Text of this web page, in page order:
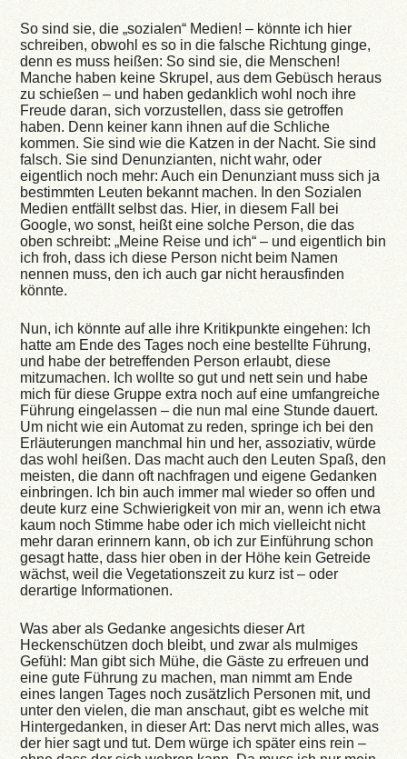
So sind sie, die „sozialen“ Medien! – könnte ich hier
schreiben, obwohl es so in die falsche Richtung ginge,
denn es muss heißen: So sind sie, die Menschen!
Manche haben keine Skrupel, aus dem Gebüsch heraus
zu schießen – und haben gedanklich wohl noch ihre
Freude daran, sich vorzustellen, dass sie getroffen
haben. Denn keiner kann ihnen auf die Schliche
kommen. Sie sind wie die Katzen in der Nacht. Sie sind
falsch. Sie sind Denunzianten, nicht wahr, oder
eigentlich noch mehr: Auch ein Denunziant muss sich ja
bestimmten Leuten bekannt machen. In den Sozialen
Medien entfällt selbst das. Hier, in diesem Fall bei
Google, wo sonst, heißt eine solche Person, die das
oben schreibt: „Meine Reise und ich“ – und eigentlich bin
ich froh, dass ich diese Person nicht beim Namen
nennen muss, den ich auch gar nicht herausfinden
könnte.
Nun, ich könnte auf alle ihre Kritikpunkte eingehen: Ich
hatte am Ende des Tages noch eine bestellte Führung,
und habe der betreffenden Person erlaubt, diese
mitzumachen. Ich wollte so gut und nett sein und habe
mich für diese Gruppe extra noch auf eine umfangreiche
Führung eingelassen – die nun mal eine Stunde dauert.
Um nicht wie ein Automat zu reden, springe ich bei den
Erläuterungen manchmal hin und her, assoziativ, würde
das wohl heißen. Das macht auch den Leuten Spaß, den
meisten, die dann oft nachfragen und eigene Gedanken
einbringen. Ich bin auch immer mal wieder so offen und
deute kurz eine Schwierigkeit von mir an, wenn ich etwa
kaum noch Stimme habe oder ich mich vielleicht nicht
mehr daran erinnern kann, ob ich zur Einführung schon
gesagt hatte, dass hier oben in der Höhe kein Getreide
wächst, weil die Vegetationszeit zu kurz ist – oder
derartige Informationen.
Was aber als Gedanke angesichts dieser Art
Heckenschützen doch bleibt, und zwar als mulmiges
Gefühl: Man gibt sich Mühe, die Gäste zu erfreuen und
eine gute Führung zu machen, man nimmt am Ende
eines langen Tages noch zusätzlich Personen mit, und
unter den vielen, die man anschaut, gibt es welche mit
Hintergedanken, in dieser Art: Das nervt mich alles, was
der hier sagt und tut. Dem würge ich später eins rein –